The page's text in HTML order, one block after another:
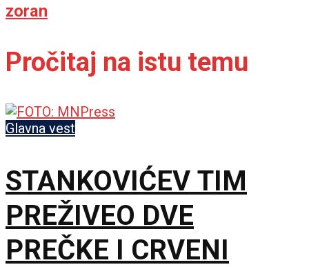
zoran
Pročitaj na istu temu
Glavna vest
STANKOVIĆEV TIM
PREŽIVEO DVE
PREČKE I CRVENI